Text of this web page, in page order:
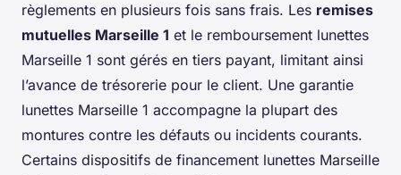
règlements en plusieurs fois sans frais. Les remises
mutuelles Marseille 1 et le remboursement lunettes
Marseille 1 sont gérés en tiers payant, limitant ainsi
l’avance de trésorerie pour le client. Une garantie
lunettes Marseille 1 accompagne la plupart des
montures contre les défauts ou incidents courants.
Certains dispositifs de financement lunettes Marseille